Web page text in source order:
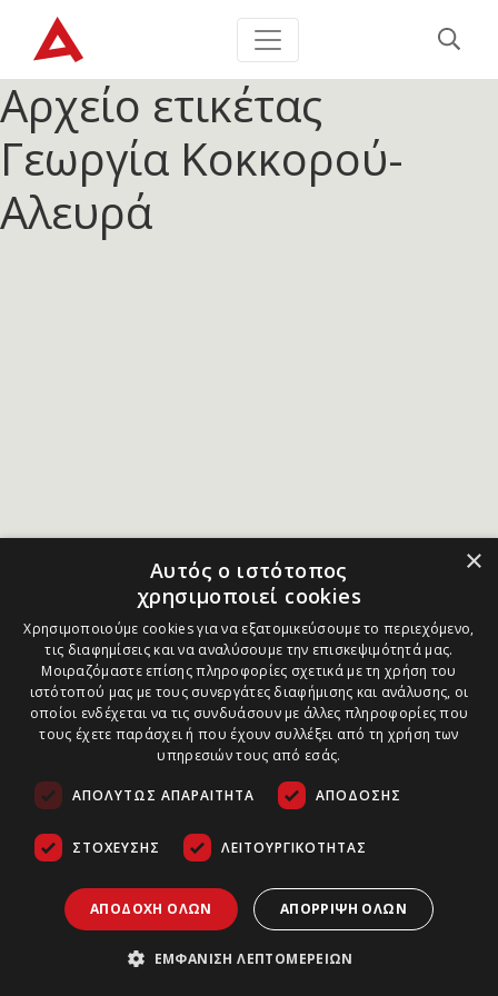
Αρχείο ετικέτας
Γεωργία Κοκκορού-
Αλευρά
×
Αυτός ο ιστότοπος
χρησιμοποιεί cookies
Χρησιμοποιούμε cookies για να εξατομικεύσουμε το περιεχόμενο,
τις διαφημίσεις και να αναλύσουμε την επισκεψιμότητά μας.
Μοιραζόμαστε επίσης πληροφορίες σχετικά με τη χρήση του
ιστότοπού μας με τους συνεργάτες διαφήμισης και ανάλυσης, οι
οποίοι ενδέχεται να τις συνδυάσουν με άλλες πληροφορίες που
τους έχετε παράσχει ή που έχουν συλλέξει από τη χρήση των
υπηρεσιών τους από εσάς.
ΑΠΟΛΎΤΩΣ ΑΠΑΡΑΊΤΗΤΑ ΑΠΌΔΟΣΗΣ
ΣΤΌΧΕΥΣΗΣ ΛΕΙΤΟΥΡΓΙΚΌΤΗΤΑΣ
ΑΠΟΔΟΧΉ ΌΛΩΝ ΑΠΌΡΡΙΨΗ ΌΛΩΝ
ΕΜΦΆΝΙΣΗ ΛΕΠΤΟΜΕΡΕΙΏΝ